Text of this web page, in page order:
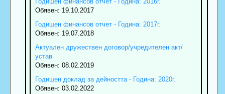
Обявен: 19.10.2017
Годишен финансов отчет - Година: 2017г.
Обявен: 19.07.2018
Актуален дружествен договор/учредителен акт/
устав
Обявен: 08.02.2019
Годишен доклад за дейността - Година: 2020г.
Обявен: 03.02.2022